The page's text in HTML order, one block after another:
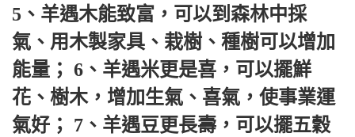
5、羊遇木能致富，可以到森林中採
氣、用木製家具、栽樹、種樹可以增加
能量； 6、羊遇米更是喜，可以擺鮮
花、樹木，增加生氣、喜氣，使事業運
氣好； 7、羊遇豆更長壽，可以擺五穀